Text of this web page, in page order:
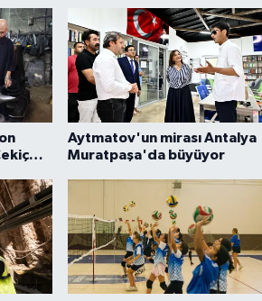
Aytmatov'un mirası Antalya
Muratpaşa'da büyüyor